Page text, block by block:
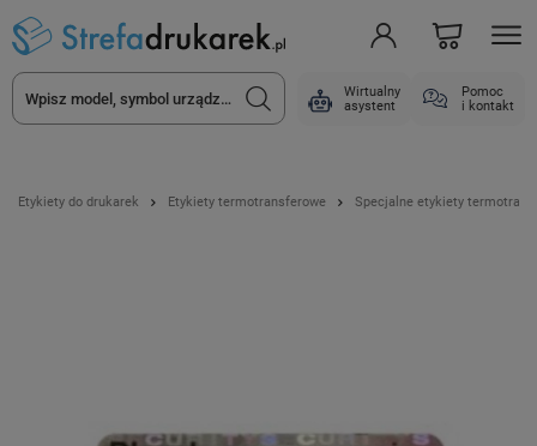
Wirtualny
asystent
Pomoc
i kontakt
Etykiety do drukarek Etykiety termotransferowe Specjalne etykiety